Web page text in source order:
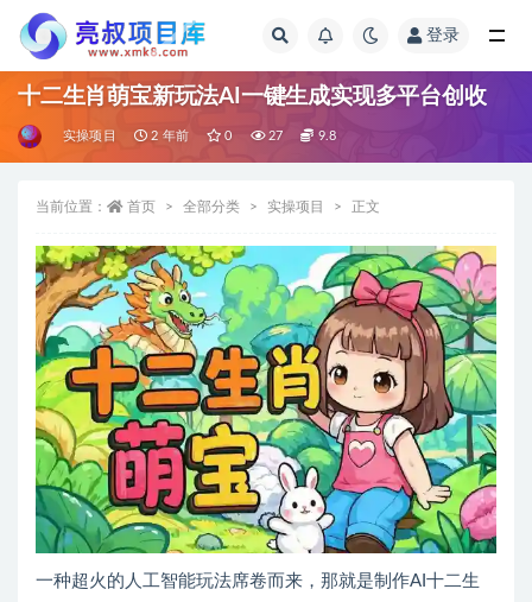
登录
十二生肖萌宝新玩法AI一键生成实现多平台创收
实操项目 2 年前 0 27 9.8
当前位置： 首页 全部分类 实操项目 正文
一种超火的人工智能玩法席卷而来，那就是制作AI十二生